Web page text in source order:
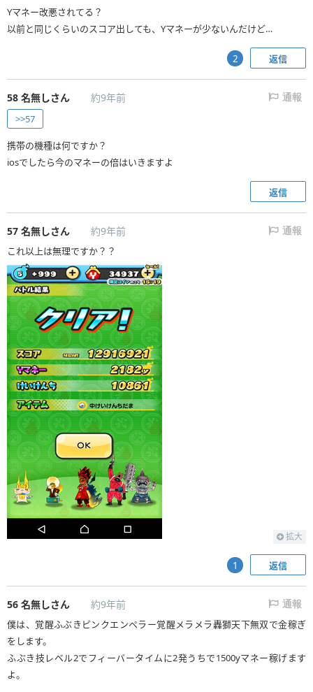
Yマネー改悪されてる？
以前と同じくらいのスコア出しても、Yマネーが少ないんだけど…
返信
2
58 名無しさん 約9年前 通報
>>57
携帯の機種は何ですか？
iosでしたら今のマネーの倍はいきますよ
返信
57 名無しさん 約9年前 通報
これ以上は無理ですか？？
拡大
返信
1
56 名無しさん 約9年前 通報
僕は、覚醒ふぶきピンクエンペラー覚醒メラメラ轟獅天下無双で金稼ぎ
をします。
ふぶき技レベル2でフィーバータイムに2発うちで1500yマネー稼げます
よ。